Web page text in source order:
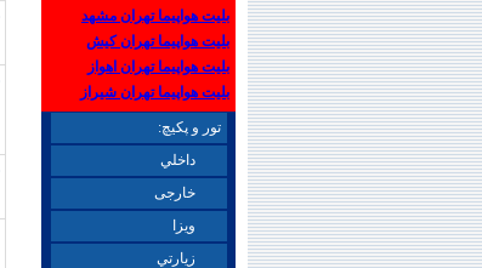
بلیت هواپیما تهران مشهد
بلیت هواپیما تهران کیش
بلیت هواپیما تهران اهواز
بلیت هواپیما تهران شیراز
تور و پکیچ:
داخلي
خارجی
ويزا
زيارتي